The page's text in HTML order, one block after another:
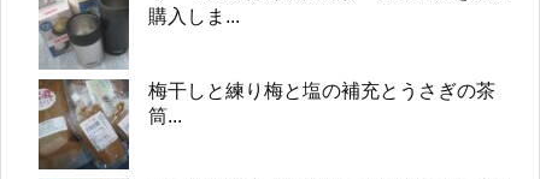
購入しま...
梅干しと練り梅と塩の補充とうさぎの茶
筒...